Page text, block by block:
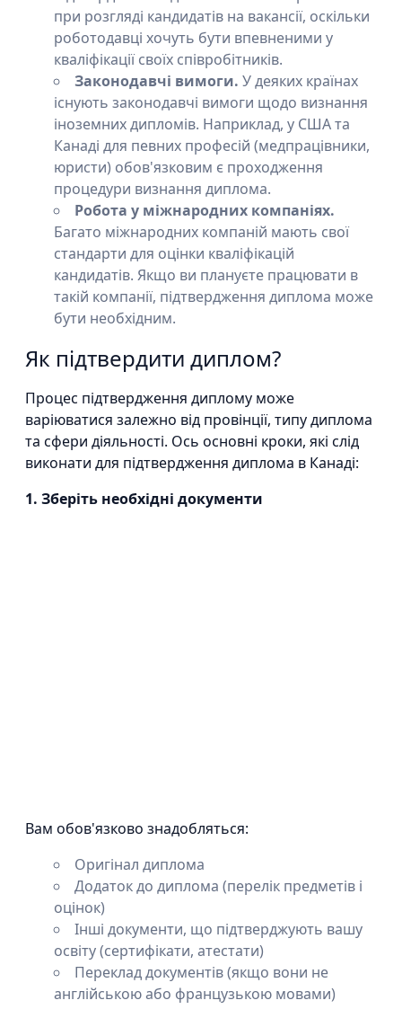
при розгляді кандидатів на вакансії, оскільки
роботодавці хочуть бути впевненими у
кваліфікації своїх співробітників.
Законодавчі вимоги. У деяких країнах
існують законодавчі вимоги щодо визнання
іноземних дипломів. Наприклад, у США та
Канаді для певних професій (медпрацівники,
юристи) обов'язковим є проходження
процедури визнання диплома.
Робота у міжнародних компаніях.
Багато міжнародних компаній мають свої
стандарти для оцінки кваліфікацій
кандидатів. Якщо ви плануєте працювати в
такій компанії, підтвердження диплома може
бути необхідним.
Як підтвердити диплом?
Процес підтвердження диплому може
варіюватися залежно від провінції, типу диплома
та сфери діяльності. Ось основні кроки, які слід
виконати для підтвердження диплома в Канаді:
1. Зберіть необхідні документи
Вам обов'язково знадобляться:
Оригінал диплома
Додаток до диплома (перелік предметів і
оцінок)
Інші документи, що підтверджують вашу
освіту (сертифікати, атестати)
Переклад документів (якщо вони не
англійською або французькою мовами)